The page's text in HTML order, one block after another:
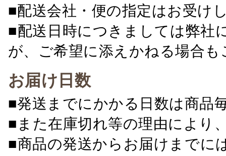
■配送会社・便の指定はお受け
■配送日時につきましては弊社
が、ご希望に添えかねる場合
お届け日数
■発送までにかかる日数は商品
■また在庫切れ等の理由により
■商品の発送からお届けまでに